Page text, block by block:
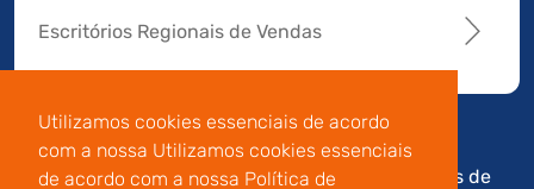
Utilizamos cookies essenciais de acordo
com a nossa Utilizamos cookies essenciais
de acordo com a nossa Política de
Escritórios Regionais de Vendas
Av. Manoel da Nóbrega,
Termos de
Código de